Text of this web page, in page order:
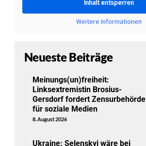
Inhalt entsperren
Weitere Informationen
Neueste Beiträge
Meinungs(un)freiheit:
Linksextremistin Brosius-
Gersdorf fordert Zensurbehörde
für soziale Medien
8. August 2026
Ukraine: Selenskyj wäre bei